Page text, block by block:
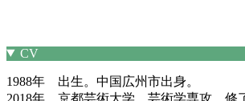
CV
1988年 出生。中国広州市出身。
2018年 京都芸術大学 芸術学専攻 修